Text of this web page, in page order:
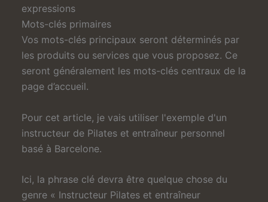
expressions
Mots-clés primaires
Vos mots-clés principaux seront déterminés par
les produits ou services que vous proposez. Ce
seront généralement les mots-clés centraux de la
page d’accueil.
Pour cet article, je vais utiliser l'exemple d'un
instructeur de Pilates et entraîneur personnel
basé à Barcelone.
Ici, la phrase clé devra être quelque chose du
genre « Instructeur Pilates et entraîneur